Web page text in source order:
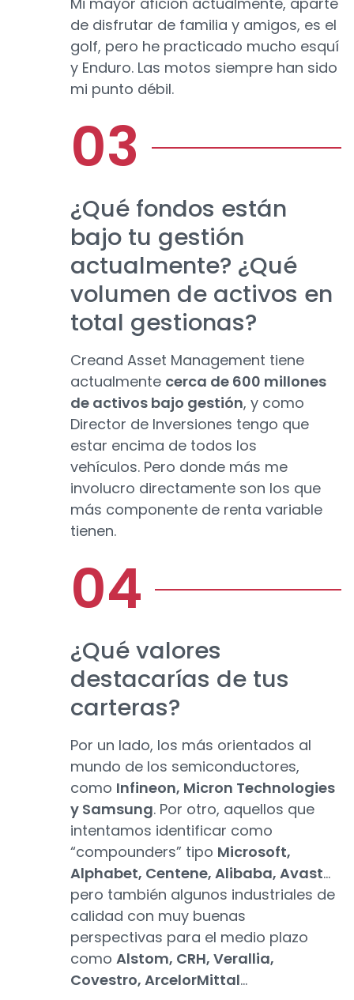
de disfrutar de familia y amigos, es el
golf, pero he practicado mucho esquí
y Enduro. Las motos siempre han sido
mi punto débil.
¿Qué fondos están
bajo tu gestión
actualmente? ¿Qué
volumen de activos en
total gestionas?
Creand Asset Management tiene
actualmente cerca de 600 millones
de activos bajo gestión, y como
Director de Inversiones tengo que
estar encima de todos los
vehículos. Pero donde más me
involucro directamente son los que
más componente de renta variable
tienen.
¿Qué valores
destacarías de tus
carteras?
Por un lado, los más orientados al
mundo de los semiconductores,
como Infineon, Micron Technologies
y Samsung. Por otro, aquellos que
intentamos identificar como
“compounders” tipo Microsoft,
Alphabet, Centene, Alibaba, Avast…
pero también algunos industriales de
calidad con muy buenas
perspectivas para el medio plazo
como Alstom, CRH, Verallia,
Covestro, ArcelorMittal…